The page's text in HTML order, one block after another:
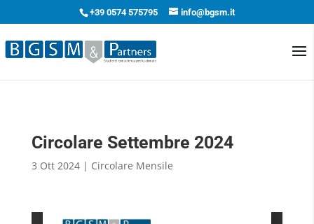
+39 0574 575795 info@bgsm.it
Circolare Settembre 2024
3 Ott 2024| Circolare Mensile